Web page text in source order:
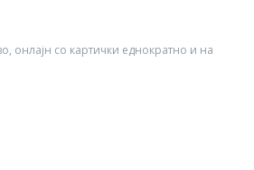
онлајн со картички еднократно и на